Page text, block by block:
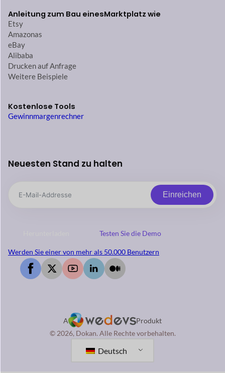
Anleitung zum Bau einesMarktplatz wie
Etsy
Amazonas
eBay
Alibaba
Drucken auf Anfrage
Weitere Beispiele
Kostenlose Tools
Gewinnmargenrechner
Neuesten Stand zu halten
Einreichen
Testen Sie die Demo
Werden Sie einer von mehr als 50.000 Benutzern
A
Produkt
© 2026, Dokan. Alle Rechte vorbehalten.
Deutsch